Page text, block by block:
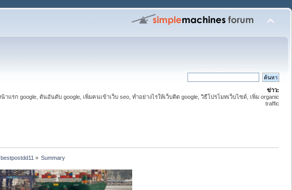
ข่าว:
าแรก google, ดันอันดับ google, เพิ่มคนเข้าเว็บ seo, ทำอย่างไรให้เว็บติด google, วิธีโปรโมทเว็บไซด์, เพิ่ม organic
traffic
» Summary